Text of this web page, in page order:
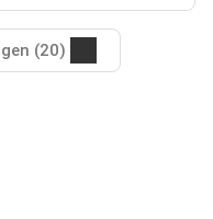
(20)